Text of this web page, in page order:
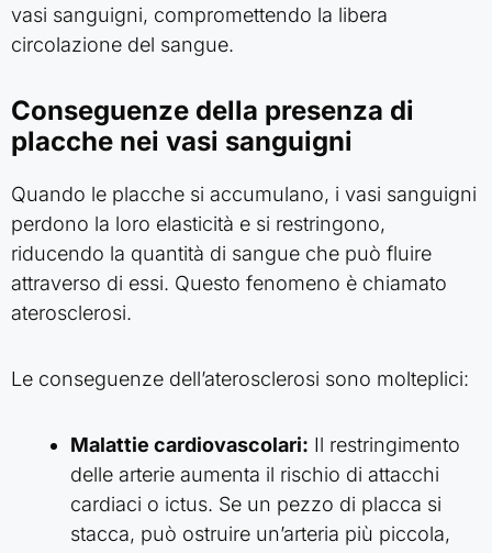
vasi sanguigni, compromettendo la libera
circolazione del sangue.
Conseguenze della presenza di
placche nei vasi sanguigni
Quando le placche si accumulano, i vasi sanguigni
perdono la loro elasticità e si restringono,
riducendo la quantità di sangue che può fluire
attraverso di essi. Questo fenomeno è chiamato
aterosclerosi.
Le conseguenze dell’aterosclerosi sono molteplici:
Malattie cardiovascolari: Il restringimento
delle arterie aumenta il rischio di attacchi
cardiaci o ictus. Se un pezzo di placca si
stacca, può ostruire un’arteria più piccola,